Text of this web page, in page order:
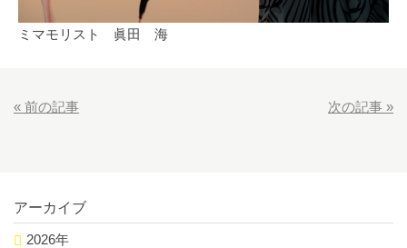
ミマモリスト 眞田 海
« 前の記事 次の記事 »
アーカイブ
2026年